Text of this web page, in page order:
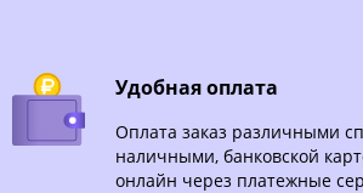
Удобная оплата
Оплата заказ различными
наличными, банковской
онлайн через платежные